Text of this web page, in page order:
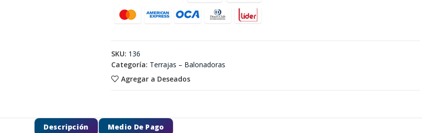
Agregar a Deseados
SKU: 136
Categoría: Terrajas – Balonadoras
Descripción Medio De Pago